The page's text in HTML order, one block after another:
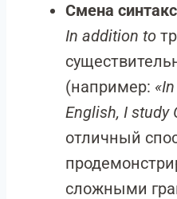
Смена
In addition to
(например:
English, I study
отличный
сложными